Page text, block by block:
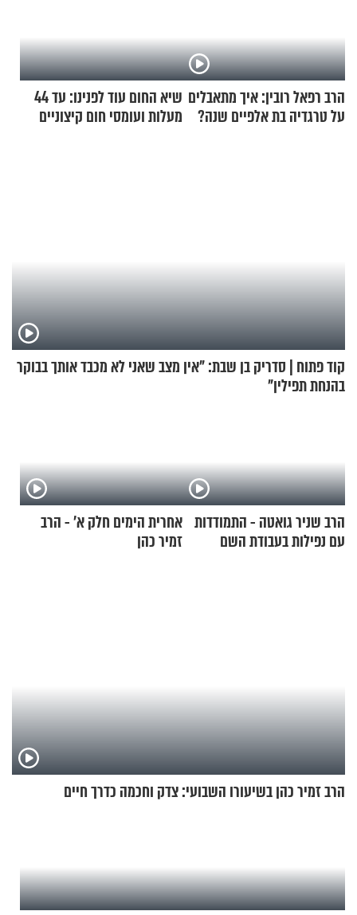
הרב רפאל רובין: איך מתאבלים
על טרגדיה בת אלפיים שנה?
שיא החום עוד לפנינו: עד 44
מעלות ועומסי חום קיצוניים
קוד פתוח | סדריק בן שבת: "אין מצב שאני לא מכבד אותך בבוקר
בהנחת תפילין"
הרב שניר גואטה - התמודדות
עם נפילות בעבודת השם
אחרית הימים חלק א’ - הרב
זמיר כהן
הרב זמיר כהן בשיעורו השבועי: צדק וחכמה כדרך חיים